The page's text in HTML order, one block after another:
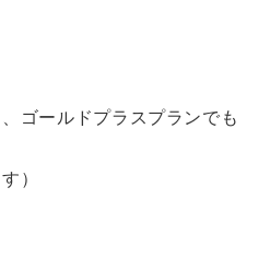
ゴールドプラスプランでも
）